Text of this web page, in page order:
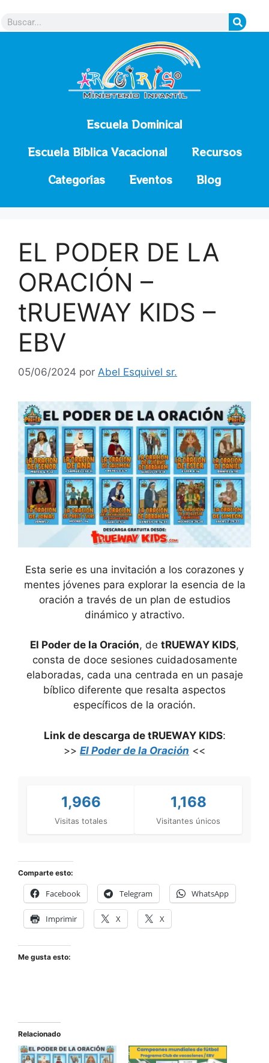
Escuela Dominical
Escuela Bíblica Vacacional
Recursos
Categorías
Eventos Blog
EL PODER DE LA
ORACIÓN –
tRUEWAY KIDS –
EBV
05/06/2024 por Abel Esquivel sr.
Esta serie es una invitación a los corazones y
mentes jóvenes para explorar la esencia de la
oración a través de un plan de estudios
dinámico y atractivo.
El Poder de la Oración, de tRUEWAY KIDS,
consta de doce sesiones cuidadosamente
elaboradas, cada una centrada en un pasaje
bíblico diferente que resalta aspectos
específicos de la oración.
Link de descarga de tRUEWAY KIDS:
>> El Poder de la Oración <<
1,966
Visitas totales
1,168
Visitantes únicos
Comparte esto:
Facebook Telegram WhatsApp
Imprimir X X
Me gusta esto:
Relacionado